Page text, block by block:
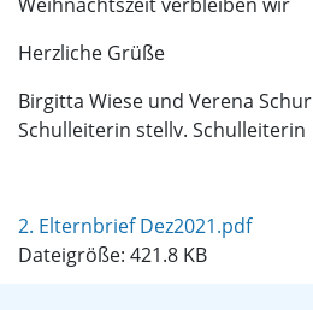
Herzliche Grüße
Birgitta Wiese und Verena Schur
Schulleiterin stellv. Schulleiterin
2. Elternbrief Dez2021.pdf
Dateigröße: 421.8 KB